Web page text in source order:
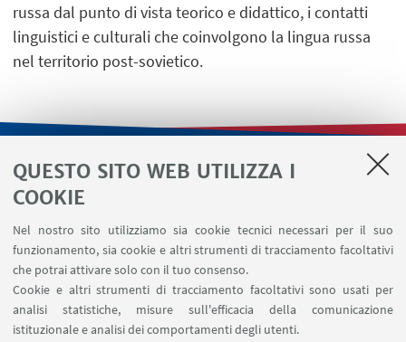
QUESTO SITO WEB UTILIZZA I
COOKIE
Nel nostro sito utilizziamo sia cookie tecnici necessari per il suo
funzionamento, sia cookie e altri strumenti di tracciamento facoltativi
che potrai attivare solo con il tuo consenso.
Cookie e altri strumenti di tracciamento facoltativi sono usati per
analisi statistiche, misure sull'efficacia della comunicazione
istituzionale e analisi dei comportamenti degli utenti.
russa dal punto di vista teorico e didattico, i contatti
linguistici e culturali che coinvolgono la lingua russa
nel territorio post-sovietico.​
LINK UTILI
Area riservata
Area DIT
SEGUI IL DIPARTIMENTO SU: